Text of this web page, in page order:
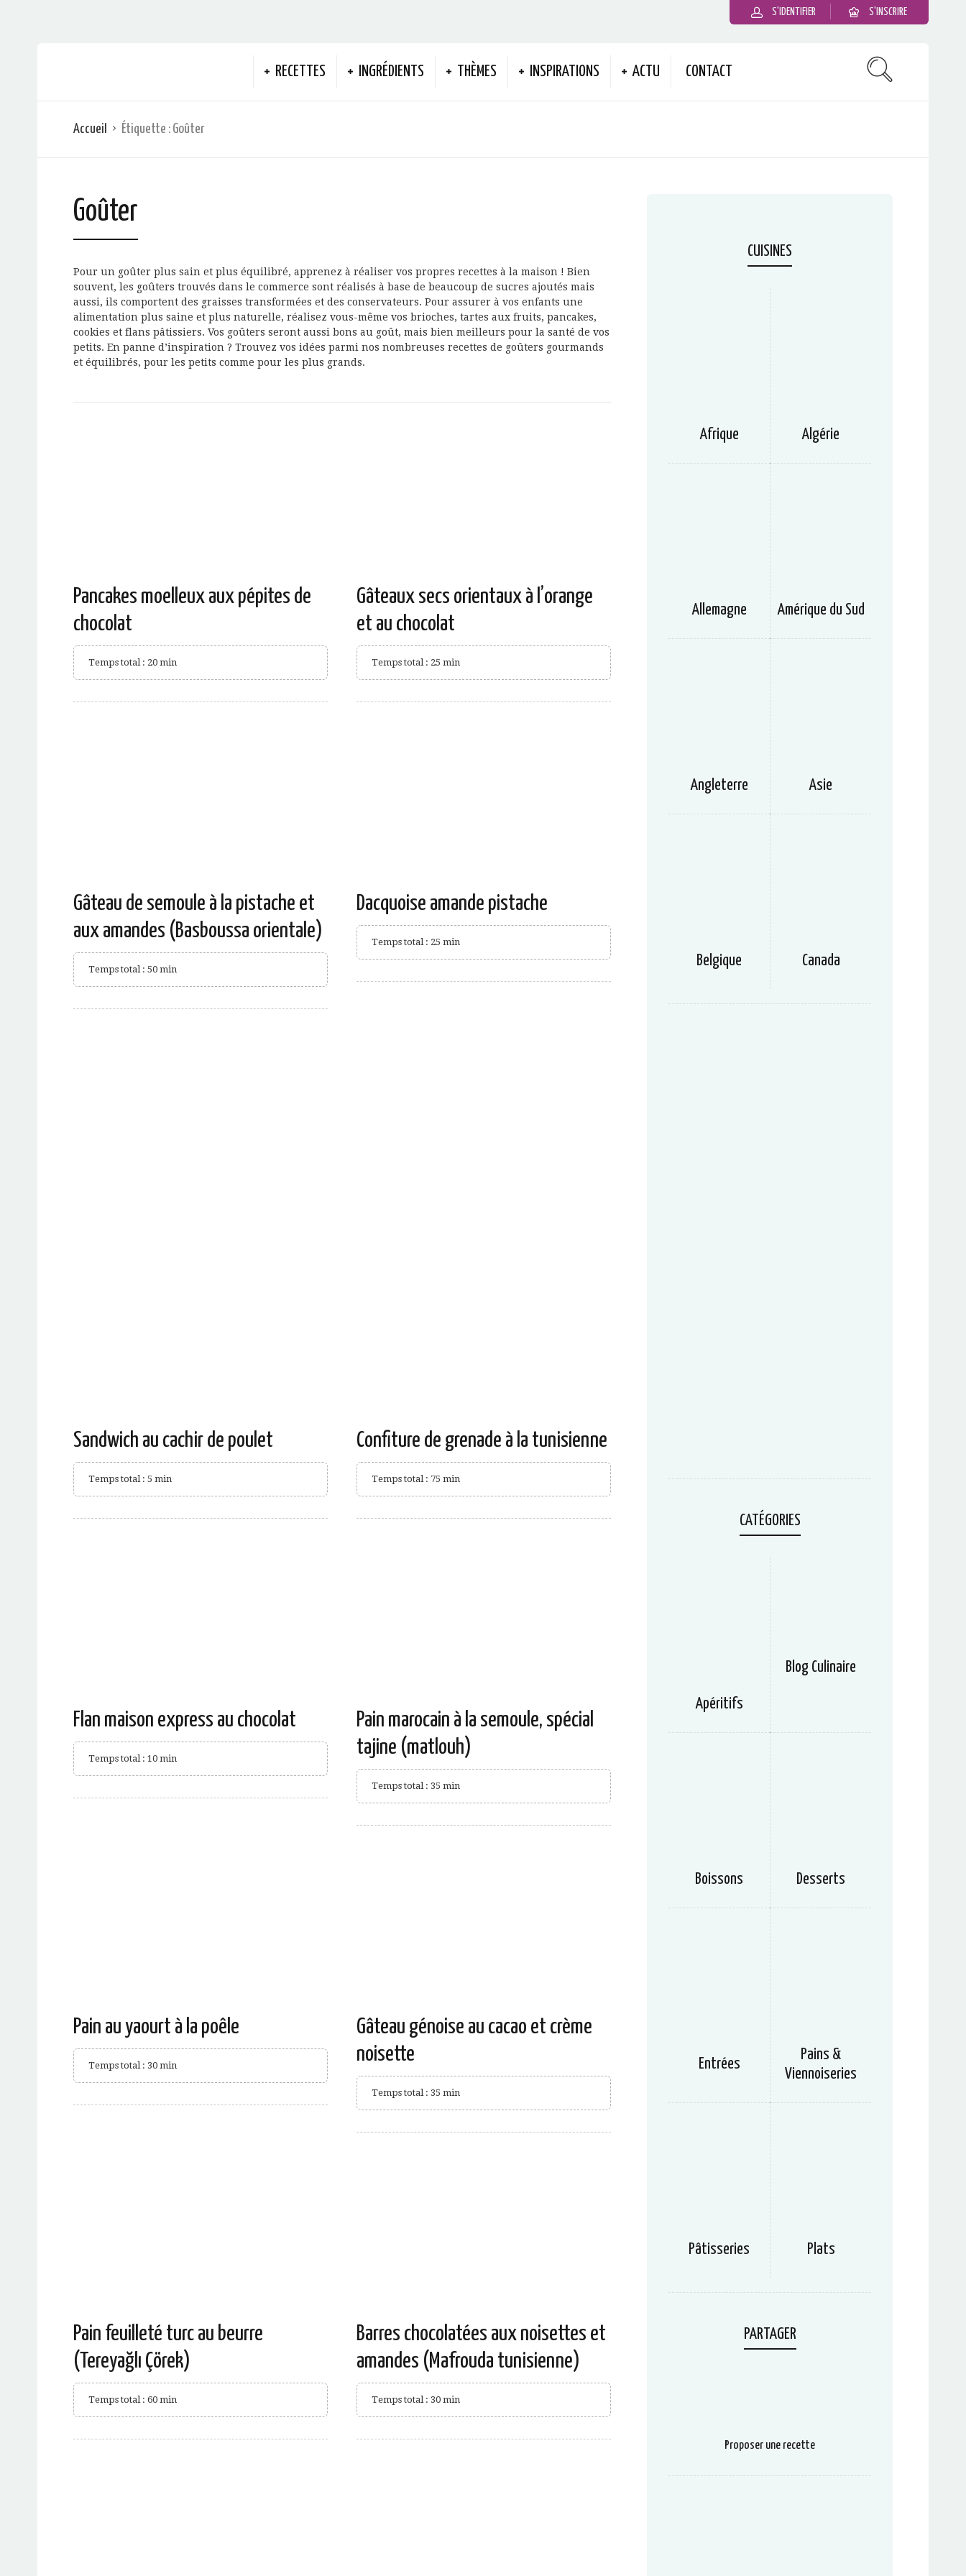
S'IDENTIFIER S'INSCRIRE
RECETTES INGRÉDIENTS THÈMES INSPIRATIONS ACTU CONTACT
Accueil Étiquette : Goûter
Goûter
Pour un goûter plus sain et plus équilibré, apprenez à réaliser vos propres recettes à la maison ! Bien
souvent, les goûters trouvés dans le commerce sont réalisés à base de beaucoup de sucres ajoutés mais
aussi, ils comportent des graisses transformées et des conservateurs. Pour assurer à vos enfants une
alimentation plus saine et plus naturelle, réalisez vous-même vos brioches, tartes aux fruits, pancakes,
cookies et flans pâtissiers. Vos goûters seront aussi bons au goût, mais bien meilleurs pour la santé de vos
petits. En panne d’inspiration ? Trouvez vos idées parmi nos nombreuses recettes de goûters gourmands
et équilibrés, pour les petits comme pour les plus grands.
Pancakes moelleux aux pépites de
chocolat
Temps total : 20 min
Gâteaux secs orientaux à l’orange
et au chocolat
Temps total : 25 min
Gâteau de semoule à la pistache et
aux amandes (Basboussa orientale)
Temps total : 50 min
Dacquoise amande pistache
Temps total : 25 min
Sandwich au cachir de poulet
Temps total : 5 min
Confiture de grenade à la tunisienne
Temps total : 75 min
Flan maison express au chocolat
Temps total : 10 min
Pain marocain à la semoule, spécial
tajine (matlouh)
Temps total : 35 min
Pain au yaourt à la poêle
Temps total : 30 min
Gâteau génoise au cacao et crème
noisette
Temps total : 35 min
Pain feuilleté turc au beurre
(Tereyağlı Çörek)
Temps total : 60 min
Barres chocolatées aux noisettes et
amandes (Mafrouda tunisienne)
Temps total : 30 min
CUISINES
Afrique Algérie
Allemagne Amérique du Sud
Angleterre Asie
Belgique Canada
CATÉGORIES
Apéritifs
Blog Culinaire
Boissons Desserts
Entrées
Pains &
Viennoiseries
Pâtisseries Plats
PARTAGER
Proposer une recette